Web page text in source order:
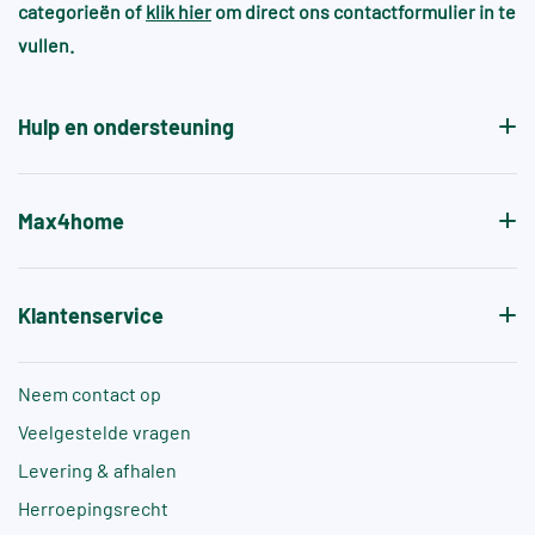
patroon.
Voor zwembaden en wellnessruimtes gelden vaak
aanvullende normen, zoals +A of +B, die specifiek
categorieën of klik hier om direct ons contactformulier in te
vullen.
Hulp en ondersteuning
Max4home
Klantenservice
Neem contact op
Veelgestelde vragen
Levering & afhalen
Herroepingsrecht